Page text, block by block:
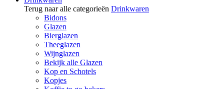
Terug naar alle categorieën Drinkwaren
Bidons
Glazen
Bierglazen
Theeglazen
Wijnglazen
Bekijk alle Glazen
Kop en Schotels
Kopjes